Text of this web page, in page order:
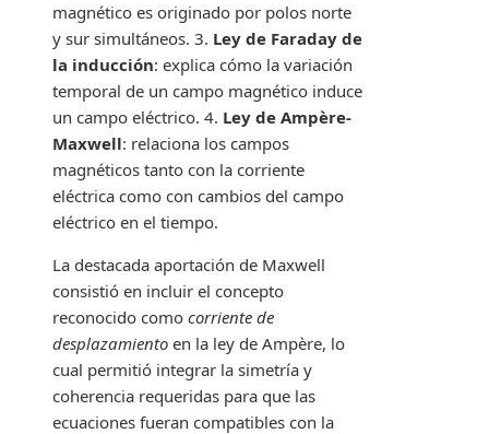
magnético es originado por polos norte
y sur simultáneos. 3. Ley de Faraday de
la inducción: explica cómo la variación
temporal de un campo magnético induce
un campo eléctrico. 4. Ley de Ampère-
Maxwell: relaciona los campos
magnéticos tanto con la corriente
eléctrica como con cambios del campo
eléctrico en el tiempo.
La destacada aportación de Maxwell
consistió en incluir el concepto
reconocido como corriente de
desplazamiento en la ley de Ampère, lo
cual permitió integrar la simetría y
coherencia requeridas para que las
ecuaciones fueran compatibles con la